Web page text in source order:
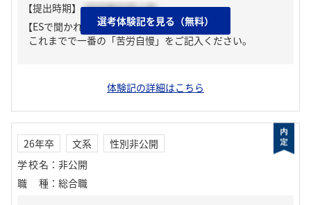
【提出時期】 2025年02月上旬
【ESで聞かれた質問】
これまでで一番の「苦労自慢」をご記入ください。
体験記の詳細はこちら
選考体験記を見る（無料）
26年卒 文系
性別非公開
学校名 ： 非公開
職種 ： 総合職